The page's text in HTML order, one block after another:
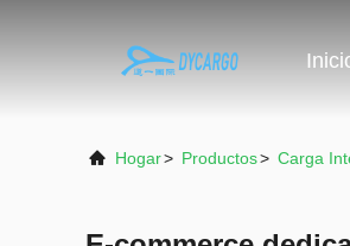
Hogar> Productos> Carga